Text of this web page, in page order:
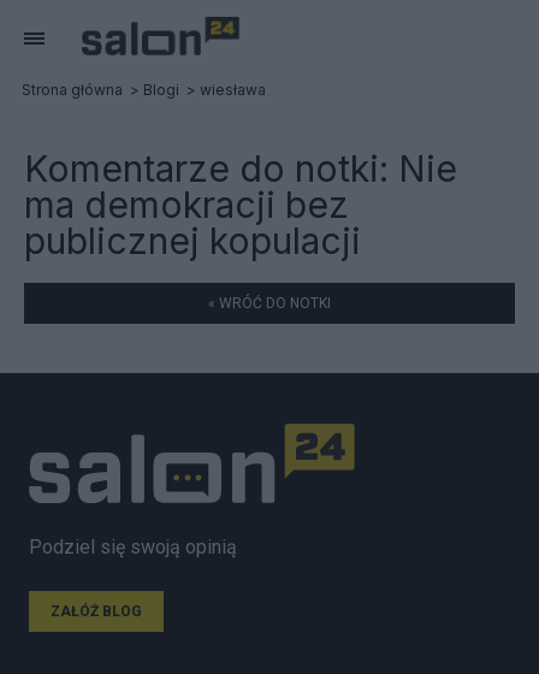
Strona główna Blogi wiesława
Komentarze do notki: Nie
ma demokracji bez
publicznej kopulacji
« WRÓĆ DO NOTKI
Podziel się swoją opinią
ZAŁÓŻ BLOG